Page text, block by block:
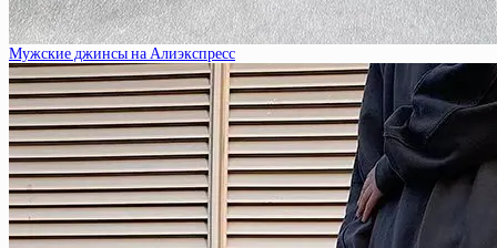
Мужские джинсы на Алиэкспресс